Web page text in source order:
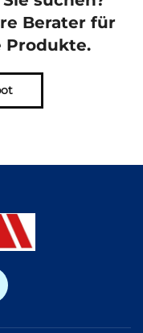
Berater für
Produkte.